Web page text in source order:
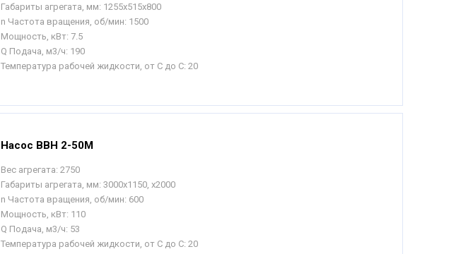
Габариты агрегата, мм: 1255х515х800
n Частота вращения, об/мин: 1500
Мощность, кВт: 7.5
Q Подача, м3/ч: 190
Температура рабочей жидкости, от С до С: 20
Насос ВВН 2-50М
Вес агрегата: 2750
Габариты агрегата, мм: 3000х1150, х2000
n Частота вращения, об/мин: 600
Мощность, кВт: 110
Q Подача, м3/ч: 53
Температура рабочей жидкости, от С до С: 20